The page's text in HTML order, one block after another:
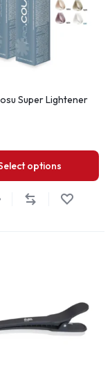
Super Lightener
options